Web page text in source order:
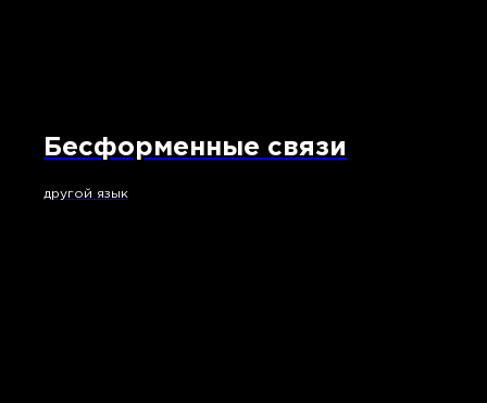
Бесформенные связи
другой язык